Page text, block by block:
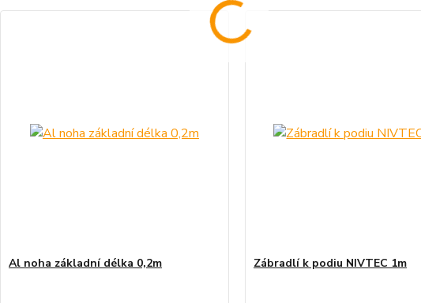
Al noha základní délka 0,2m Zábradlí k podiu NIVTEC 1m